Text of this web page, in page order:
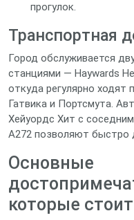
прогулок.
Транспортная
Город обслуживается
станциями — Haywards
откуда регулярно ходят
Гатвика и Портсмута.
Хейуордс Хит с
A272 позволяют быстро
Основные
которые